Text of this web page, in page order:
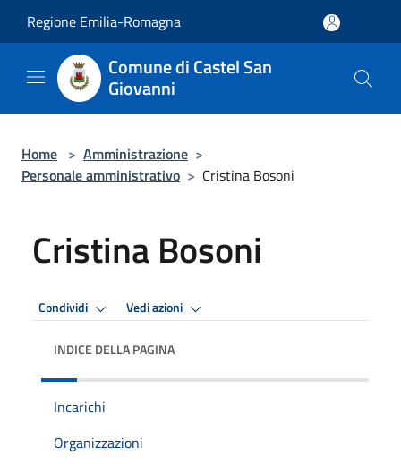
Regione Emilia-Romagna
Comune di Castel San
Giovanni
Home > Amministrazione >
Personale amministrativo > Cristina Bosoni
Cristina Bosoni
Condividi Vedi azioni
INDICE DELLA PAGINA
Incarichi
Organizzazioni